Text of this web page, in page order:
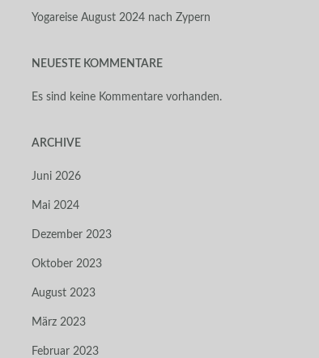
Yogareise August 2024 nach Zypern
NEUESTE KOMMENTARE
Es sind keine Kommentare vorhanden.
ARCHIVE
Juni 2026
Mai 2024
Dezember 2023
Oktober 2023
August 2023
März 2023
Februar 2023